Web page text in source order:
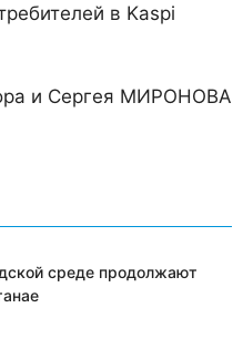
в Kaspi
и Сергея МИРОНОВА
среде продолжают